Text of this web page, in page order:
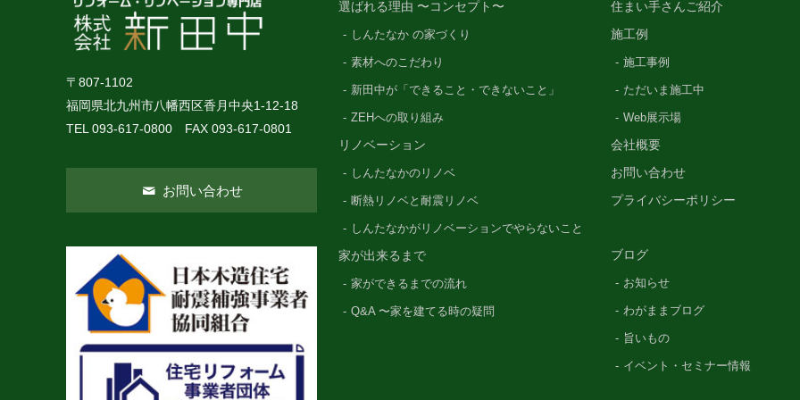
〒807-1102
福岡県北九州市八幡西区香月中央1-12-18
TEL 093-617-0800 FAX 093-617-0801
お問い合わせ
選ばれる理由 〜コンセプト〜
しんたなか の家づくり
素材へのこだわり
新田中が「できること・できないこと」
ZEHへの取り組み
リノベーション
しんたなかのリノベ
断熱リノベと耐震リノベ
しんたなかがリノベーションでやらないこと
家が出来るまで
家ができるまでの流れ
Q&A 〜家を建てる時の疑問
住まい手さんご紹介
施工例
施工事例
ただいま施工中
Web展示場
会社概要
お問い合わせ
プライバシーポリシー
ブログ
お知らせ
わがままブログ
旨いもの
イベント・セミナー情報